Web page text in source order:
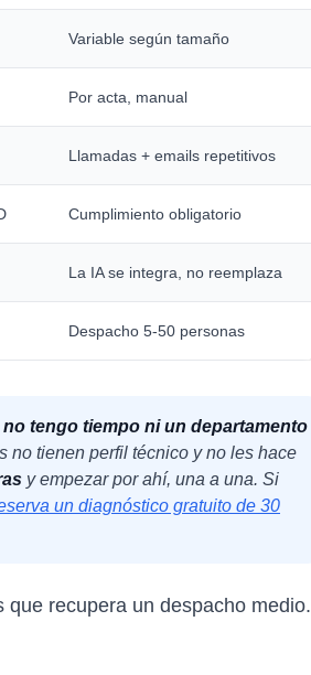
Variable según tamaño
Por acta, manual
Llamadas + emails repetitivos
Cumplimiento obligatorio
La IA se integra, no reemplaza
Despacho 5-50 personas
tengo tiempo ni un departamento
no tienen perfil técnico y no les hace
y empezar por ahí, una a una. Si
un diagnóstico gratuito de 30
recupera un despacho medio.